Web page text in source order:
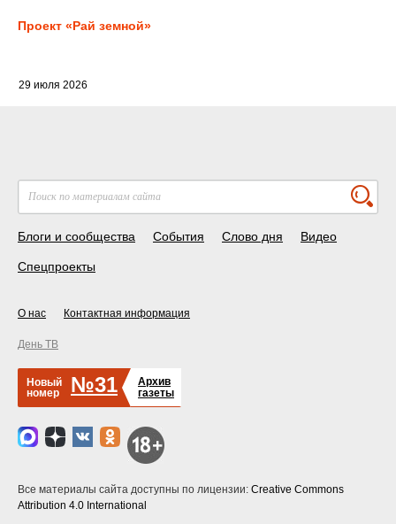
Проект «Рай земной»
29 июля 2026
Блоги и сообщества События Слово дня Видео
Спецпроекты
О нас Контактная информация
День ТВ
Новый
номер
№31
Архив
газеты
Все материалы сайта доступны по лицензии: Creative Commons
Attribution 4.0 International